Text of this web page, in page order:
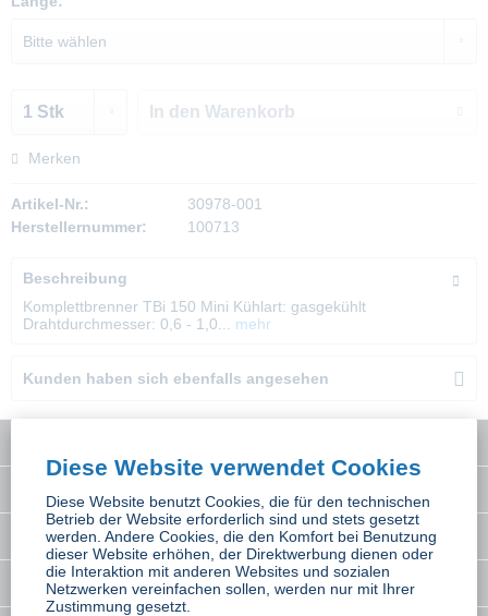
In den Warenkorb
Merken
Artikel-Nr.:
30978-001
Herstellernummer:
100713
Beschreibung
Komplettbrenner TBi 150 Mini Kühlart: gasgekühlt
Drahtdurchmesser: 0,6 - 1,0...
mehr
Kunden haben sich ebenfalls angesehen
Rechtliches
Newsletter
Diese Website verwendet Cookies
Diese Website benutzt Cookies, die für den technischen
Betrieb der Website erforderlich sind und stets gesetzt
werden. Andere Cookies, die den Komfort bei Benutzung
dieser Website erhöhen, der Direktwerbung dienen oder
die Interaktion mit anderen Websites und sozialen
Netzwerken vereinfachen sollen, werden nur mit Ihrer
Zustimmung gesetzt.